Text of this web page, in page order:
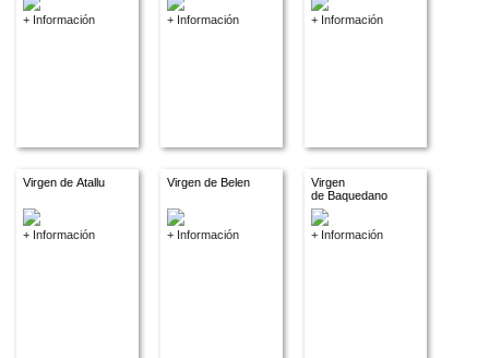
+ Información + Información + Información
Virgen de Atallu
+ Información
Virgen de Belen
+ Información
Virgen
de Baquedano
+ Información